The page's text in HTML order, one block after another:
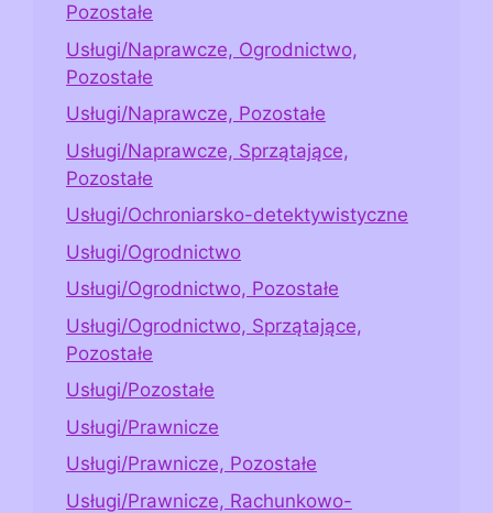
Pozostałe
Usługi/Naprawcze, Ogrodnictwo,
Pozostałe
Usługi/Naprawcze, Pozostałe
Usługi/Naprawcze, Sprzątające,
Pozostałe
Usługi/Ochroniarsko-detektywistyczne
Usługi/Ogrodnictwo
Usługi/Ogrodnictwo, Pozostałe
Usługi/Ogrodnictwo, Sprzątające,
Pozostałe
Usługi/Pozostałe
Usługi/Prawnicze
Usługi/Prawnicze, Pozostałe
Usługi/Prawnicze, Rachunkowo-